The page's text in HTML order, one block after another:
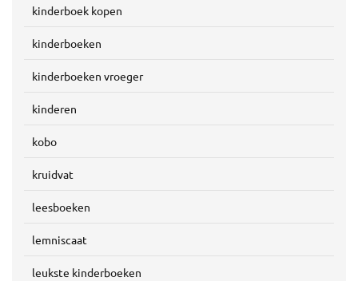
kinderboek kopen
kinderboeken
kinderboeken vroeger
kinderen
kobo
kruidvat
leesboeken
lemniscaat
leukste kinderboeken